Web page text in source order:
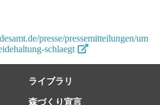
presse/pressemitteilungen/um
schlaegt
ライブラリ
森づくり宣言